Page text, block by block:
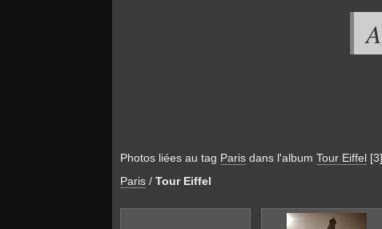
Photos liées au tag Parisdans l'album Tour Eiffel [3]
Paris / Tour Eiffel